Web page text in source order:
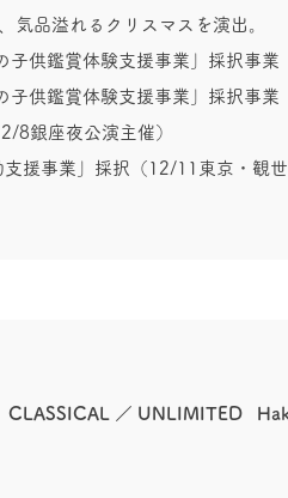
気品溢れるクリスマスを演出。
供鑑賞体験支援事業」採択事業
子供鑑賞体験支援事業」採択事
8銀座夜公演主催）
援事業」採択（12/11東京・観世
／ UNLIMITED